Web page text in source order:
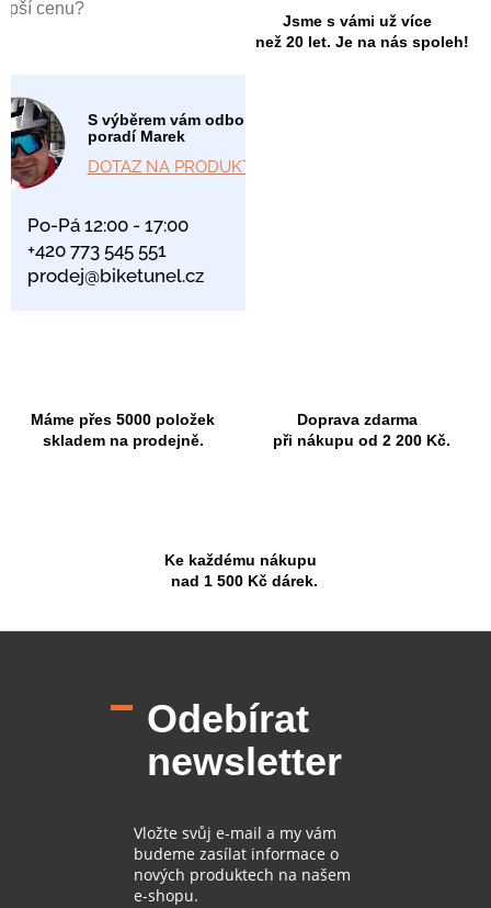
cenu?
S výběrem vám odborně
poradí Marek
DOTAZ NA PRODUKT
Po-Pá 12:00 - 17:00
+420 773 545 551
prodej@biketunel.cz
Jsme s vámi už více
než 20 let. Je na nás spoleh!
Máme přes 5000 položek
skladem na prodejně.
Doprava zdarma
při nákupu od 2 200 Kč.
Ke každému nákupu
nad 1 500 Kč dárek.
Odebírat
newsletter
Vložte svůj e-mail a my vám
budeme zasílat informace o
nových produktech na našem
e-shopu.